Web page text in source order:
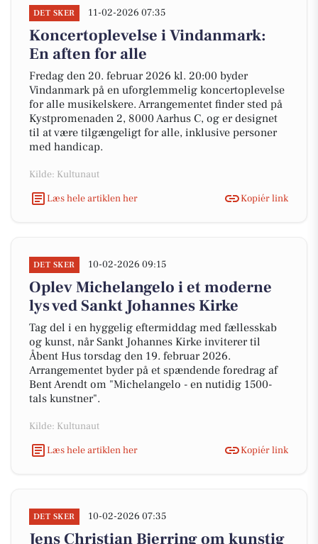
DET SKER 11-02-2026 07:35
Koncertoplevelse i Vindanmark:
En aften for alle
Fredag den 20. februar 2026 kl. 20:00 byder
Vindanmark på en uforglemmelig koncertoplevelse
for alle musikelskere. Arrangementet finder sted på
Kystpromenaden 2, 8000 Aarhus C, og er designet
til at være tilgængeligt for alle, inklusive personer
med handicap.
Kilde: Kultunaut
Læs hele artiklen her
Kopiér link
DET SKER 10-02-2026 09:15
Oplev Michelangelo i et moderne
lys ved Sankt Johannes Kirke
Tag del i en hyggelig eftermiddag med fællesskab
og kunst, når Sankt Johannes Kirke inviterer til
Åbent Hus torsdag den 19. februar 2026.
Arrangementet byder på et spændende foredrag af
Bent Arendt om "Michelangelo - en nutidig 1500-
tals kunstner".
Kilde: Kultunaut
Læs hele artiklen her
Kopiér link
DET SKER 10-02-2026 07:35
Jens Christian Bjerring om kunstig